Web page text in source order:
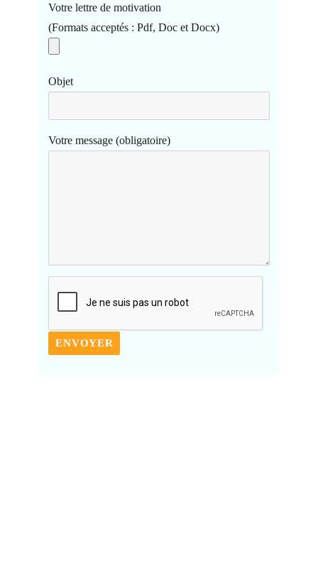
Votre lettre de motivation
(Formats acceptés : Pdf, Doc et Docx)
Objet
Votre message (obligatoire)